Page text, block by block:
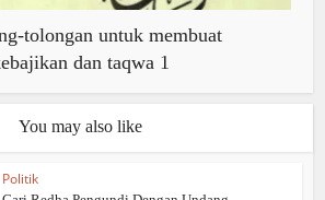
tolongan untuk membuat
dan taqwa 1
You may also like
Politik